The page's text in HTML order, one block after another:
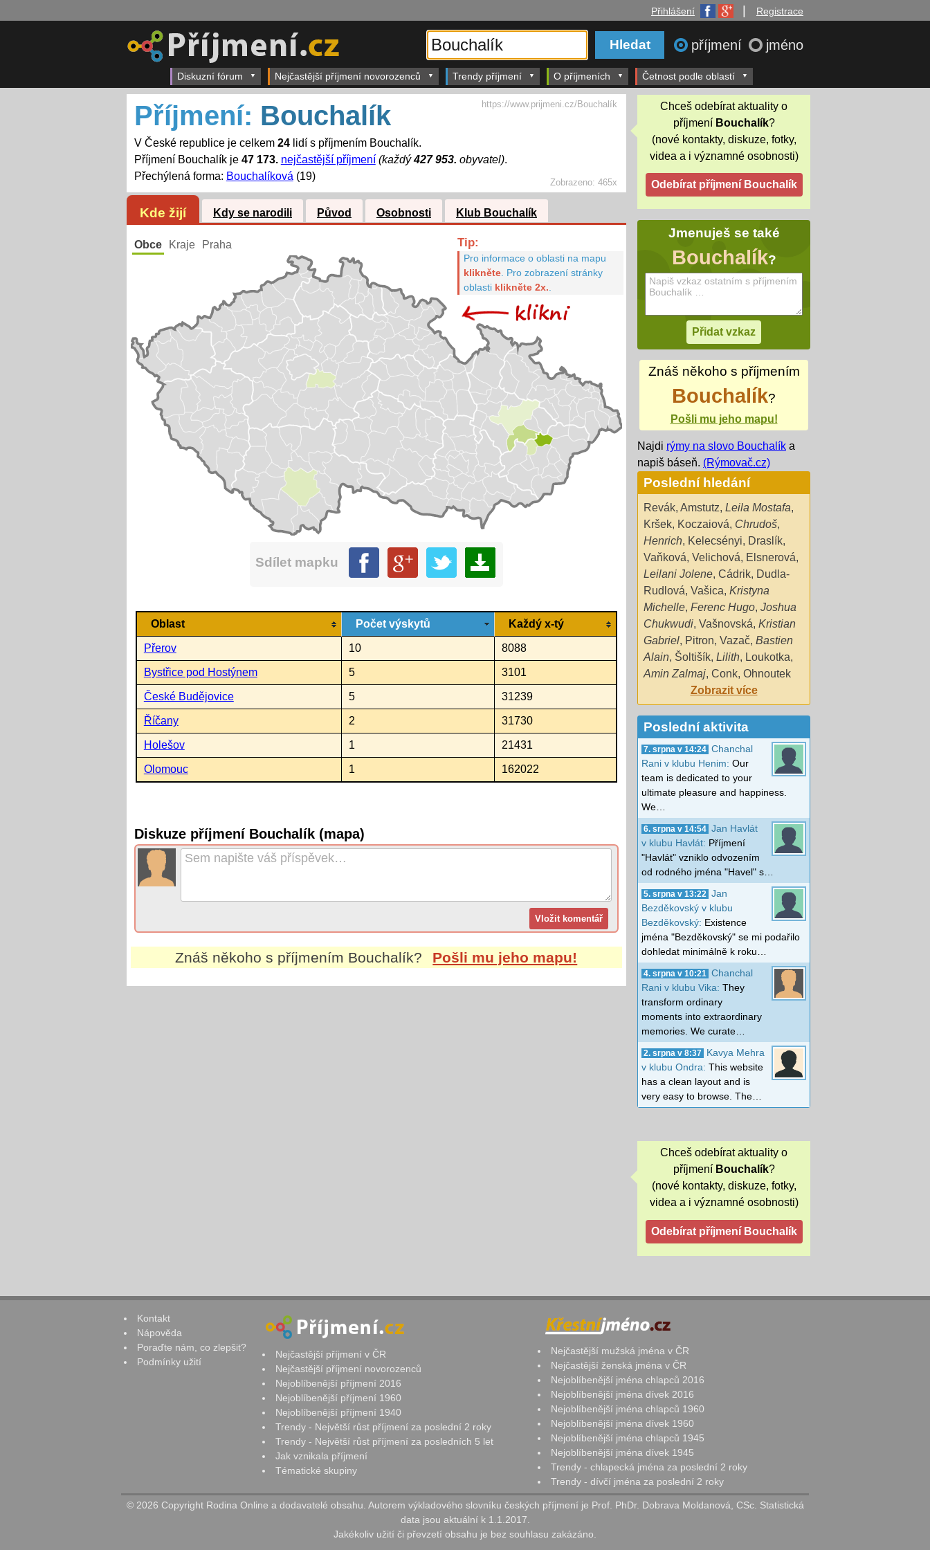
Přihlášení Registrace
příjmení jméno
Diskuzní fórum Nejčastější příjmení novorozenců Trendy příjmení O příjmeních Četnost podle oblastí
Zobrazeno:465x
Příjmení: Bouchalík
V České republice je celkem 24lidí s příjmením Bouchalík.
Příjmení Bouchalík je 47 173. nejčastější příjmení (každý427 953. obyvatel).
Přechýlená forma: Bouchalíková (19)
https://www.prijmeni.cz/Bouchalík
Kde žijí Kdy se narodili Původ Osobnosti Klub Bouchalík
Obce Kraje Praha Tip:
Pro informace o oblasti na mapu
klikněte. Pro zobrazení stránky
oblasti klikněte 2x.
Sdílet mapku
Oblast Počet výskytů Každý x-tý
Přerov 10 8088
Bystřice pod Hostýnem 5 3101
České Budějovice 5 31239
Říčany 2 31730
Holešov 1 21431
Olomouc 1 162022
Diskuze příjmení Bouchalík (mapa)
Znáš někoho s příjmením Bouchalík? Pošli mu jeho mapu!
Chceš odebírat aktuality o
příjmení Bouchalík?
(nové kontakty, diskuze, fotky,
videa a i významné osobnosti)
Jmenuješ se také
Bouchalík?
Znáš někoho s příjmením
Bouchalík?
Pošli mu jeho mapu!
Najdi rýmy na slovo Bouchalík a
napiš báseň. (Rýmovač.cz)
Poslední hledání
Revák, Amstutz, Leila Mostafa,
Kršek, Koczaiová, Chrudoš,
Henrich, Kelecsényi, Draslík,
Vaňková, Velichová, Elsnerová,
Leilani Jolene, Cádrik, Dudla-
Rudlová, Vašica, Kristyna
Michelle, Ferenc Hugo, Joshua
Chukwudi, Vašnovská, Kristian
Gabriel, Pitron, Vazač, Bastien
Alain, Šoltišík, Lilith, Loukotka,
Amin Zalmaj, Conk, Ohnoutek
Zobrazit více
Poslední aktivita
7. srpna v 14:24 Chanchal
Rani v klubu Henim: Our
team is dedicated to your
ultimate pleasure and happiness.
We…
6. srpna v 14:54 Jan Havlát
v klubu Havlát: Příjmení
"Havlát" vzniklo odvozením
od rodného jména "Havel" s…
5. srpna v 13:22
Jan
Bezděkovský v klubu
Bezděkovský: Existence
jména "Bezděkovský" se mi podařilo
dohledat minimálně k roku…
4. srpna v 10:21
Chanchal
Rani v klubu Vika: They
transform ordinary
moments into extraordinary
memories. We curate…
2. srpna v 8:37
Kavya Mehra
v klubu Ondra: This website
has a clean layout and is
very easy to browse. The…
Chceš odebírat aktuality o
příjmení Bouchalík?
(nové kontakty, diskuze, fotky,
videa a i významné osobnosti)
Kontakt
Nápověda
Poraďte nám, co zlepšit?
Podmínky užití
Nejčastější příjmení v ČR
Nejčastější příjmení novorozenců
Nejoblíbenější příjmení 2016
Nejoblíbenější příjmení 1960
Nejoblíbenější příjmení 1940
Trendy - Největší růst příjmení za poslední 2 roky
Trendy - Největší růst příjmení za posledních 5 let
Jak vznikala příjmení
Tématické skupiny
Nejčastější mužská jména v ČR
Nejčastější ženská jména v ČR
Nejoblíbenější jména chlapců 2016
Nejoblíbenější jména dívek 2016
Nejoblíbenější jména chlapců 1960
Nejoblíbenější jména dívek 1960
Nejoblíbenější jména chlapců 1945
Nejoblíbenější jména dívek 1945
Trendy - chlapecká jména za poslední 2 roky
Trendy - dívčí jména za poslední 2 roky
© 2026 Copyright Rodina Online a dodavatelé obsahu. Autorem výkladového slovníku českých příjmení je Prof. PhDr. Dobrava Moldanová, CSc. Statistická
data jsou aktuální k 1.1.2017.
Jakékoliv užití či převzetí obsahu je bez souhlasu zakázáno.